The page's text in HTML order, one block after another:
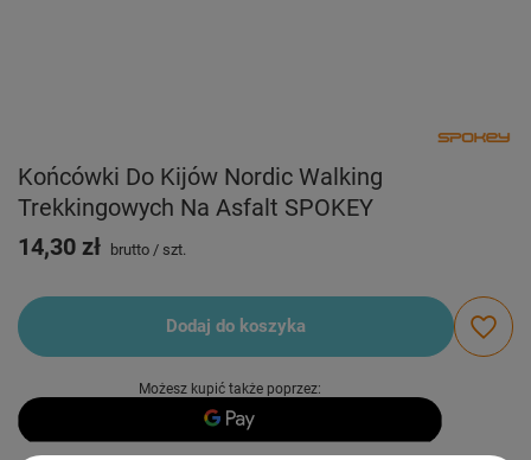
Końcówki Do Kijów Nordic Walking
Trekkingowych Na Asfalt SPOKEY
14,30 zł
brutto / szt.
Dodaj do koszyka
Możesz kupić także poprzez: